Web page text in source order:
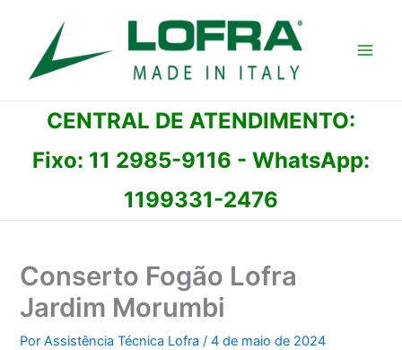
conteúdo
CENTRAL DE ATENDIMENTO:
Fixo: 11 2985-9116 - WhatsApp:
1199331-2476
Conserto Fogão Lofra
Jardim Morumbi
PorAssistência Técnica Lofra/4 de maio de 2024